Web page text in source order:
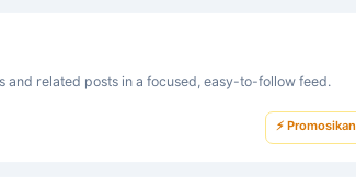
and related posts in a focused, easy-to-follow feed.
⚡ Promosikan